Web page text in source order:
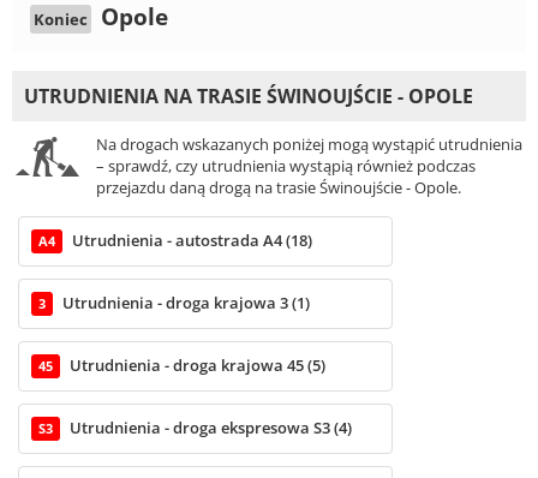
Koniec Opole
UTRUDNIENIA NA TRASIE ŚWINOUJŚCIE - OPOLE
Na drogach wskazanych poniżej mogą wystąpić utrudnienia
– sprawdź, czy utrudnienia wystąpią również podczas
przejazdu daną drogą na trasie Świnoujście - Opole.
A4 Utrudnienia - autostrada A4 (18)
3 Utrudnienia - droga krajowa 3 (1)
45 Utrudnienia - droga krajowa 45 (5)
S3 Utrudnienia - droga ekspresowa S3 (4)